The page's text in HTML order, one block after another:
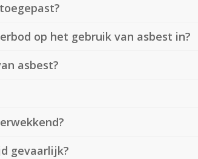
op het gebruik van asbest in?
asbest?
gevaarlijk?